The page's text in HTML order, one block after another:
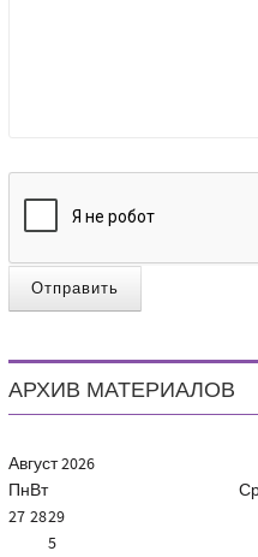
Отправить
АРХИВ МАТЕРИАЛОВ
Август2026
ПнВт
27 2829
5